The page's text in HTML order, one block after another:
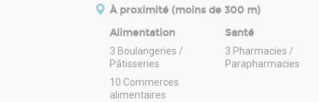
À proximité (moins de 300 m)
Alimentation
3 Boulangeries /
Pâtisseries
10 Commerces
alimentaires
Santé
3 Pharmacies /
Parapharmacies